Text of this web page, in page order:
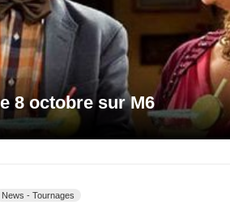
8 octobre sur M6
News - Tournages